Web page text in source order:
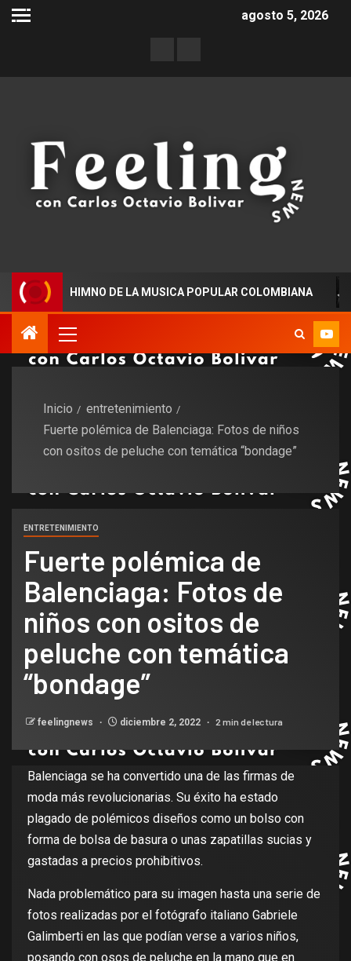
agosto 5, 2026
HIMNO DE LA MUSICA POPULAR COLOMBIANA
Inicio
entretenimiento
Fuerte polémica de Balenciaga: Fotos de niños
con ositos de peluche con temática “bondage”
ENTRETENIMIENTO
Fuerte polémica de
Balenciaga: Fotos de
niños con ositos de
peluche con temática
“bondage”
feelingnews diciembre 2, 2022 2 min de lectura
Balenciaga se ha convertido una de las firmas de
moda más revolucionarias. Su éxito ha estado
plagado de polémicos diseños como un bolso con
forma de bolsa de basura o unas zapatillas sucias y
gastadas a precios prohibitivos.
Nada problemático para su imagen hasta una serie de
fotos realizadas por el fotógrafo italiano Gabriele
Galimberti en las que podían verse a varios niños,
posando con osos de peluche en la mano que en